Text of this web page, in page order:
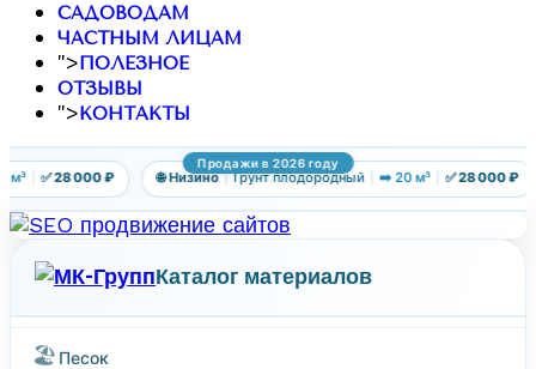
САДОВОДАМ
ЧАСТНЫМ ЛИЦАМ
">ПОЛЕЗНОЕ
ОТЗЫВЫ
">КОНТАКТЫ
Продажи в 2026 году
| ✅ 28 000 ₽ 🌐 Низино | Грунт плодородный | ➡️ 20 м³ | ✅ 28 000 ₽
Каталог материалов
🏖️ Песок